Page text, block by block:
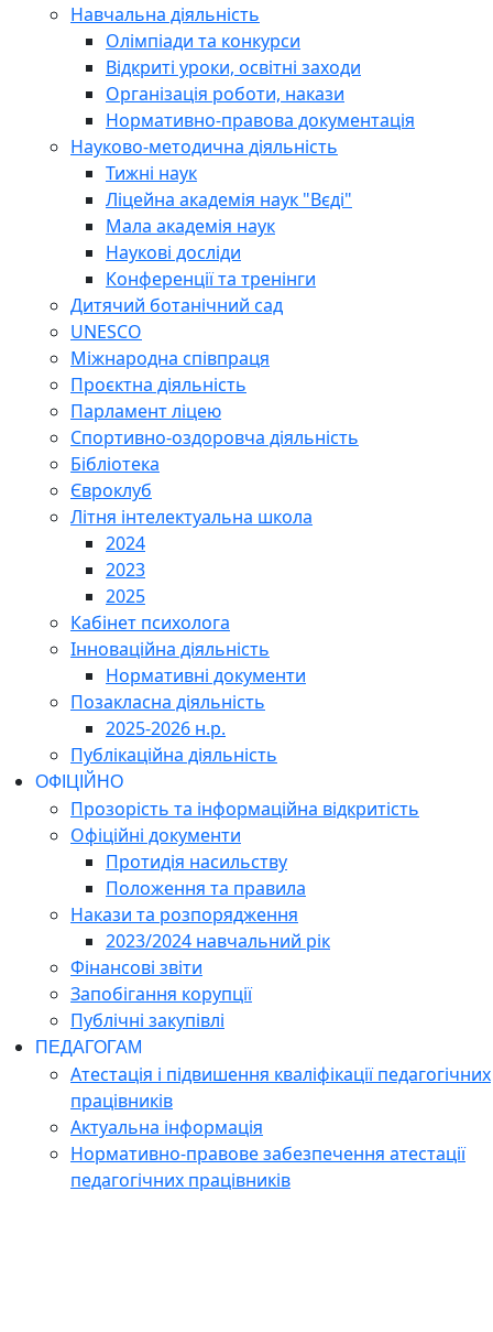
Навчальна діяльність
Олімпіади та конкурси
Відкриті уроки, освітні заходи
Організація роботи, накази
Нормативно-правова документація
Науково-методична діяльність
Тижні наук
Ліцейна академія наук "Вєді"
Мала академія наук
Наукові досліди
Конференції та тренінги
Дитячий ботанічний сад
UNESCO
Міжнародна співпраця
Проєктна діяльність
Парламент ліцею
Спортивно-оздоровча діяльність
Бібліотека
Євроклуб
Літня інтелектуальна школа
2024
2023
2025
Кабінет психолога
Інноваційна діяльність
Нормативні документи
Позакласна діяльність
2025-2026 н.р.
Публікаційна діяльність
ОФІЦІЙНО
Прозорість та інформаційна відкритість
Офіційні документи
Протидія насильству
Положення та правила
Накази та розпорядження
2023/2024 навчальний рік
Фінансові звіти
Запобігання корупції
Публічні закупівлі
ПЕДАГОГАМ
Атестація і підвишення кваліфікації педагогічних
працівників
Актуальна інформація
Нормативно-правове забезпечення атестації
педагогічних працівників